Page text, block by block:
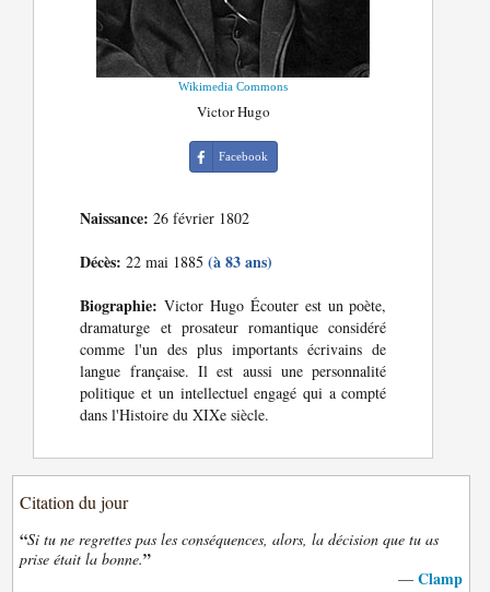
Wikimedia Commons
Victor Hugo
Facebook
Naissance: 26 février 1802
Décès: 22 mai 1885(à 83 ans)
Biographie: Victor Hugo Écouter est un poète,
dramaturge et prosateur romantique considéré
comme l'un des plus importants écrivains de
langue française. Il est aussi une personnalité
politique et un intellectuel engagé qui a compté
dans l'Histoire du XIXe siècle.
Citation du jour
“Si tu ne regrettes pas les conséquences, alors, la décision que tu as
prise était la bonne.”
— Clamp